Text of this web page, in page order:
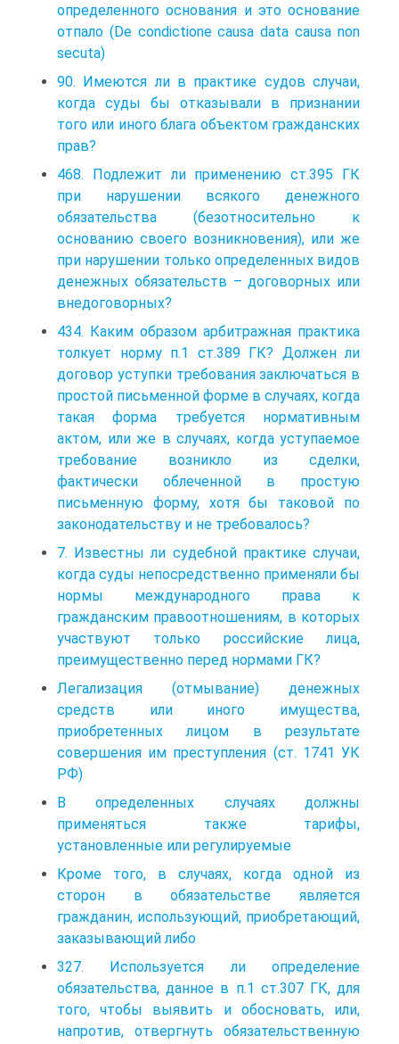
определенного основания и это основание
отпало (De condictione causa data causa non
secuta)
90. Имеются ли в практике судов случаи,
когда суды бы отказывали в признании
того или иного блага объектом гражданских
прав?
468. Подлежит ли применению ст.395 ГК
при нарушении всякого денежного
обязательства (безотносительно к
основанию своего возникновения), или же
при нарушении только определенных видов
денежных обязательств – договорных или
внедоговорных?
434. Каким образом арбитражная практика
толкует норму п.1 ст.389 ГК? Должен ли
договор уступки требования заключаться в
простой письменной форме в случаях, когда
такая форма требуется нормативным
актом, или же в случаях, когда уступаемое
требование возникло из сделки,
фактически облеченной в простую
письменную форму, хотя бы таковой по
законодательству и не требовалось?
7. Известны ли судебной практике случаи,
когда суды непосредственно применяли бы
нормы международного права к
гражданским правоотношениям, в которых
участвуют только российские лица,
преимущественно перед нормами ГК?
Легализация (отмывание) денежных
средств или иного имущества,
приобретенных лицом в результате
совершения им преступления (ст. 1741 УК
РФ)
В определенных случаях должны
применяться также тарифы,
установленные или регулируемые
Кроме того, в случаях, когда одной из
сторон в обязательстве является
гражданин, использующий, приобретающий,
заказывающий либо
327. Используется ли определение
обязательства, данное в п.1 ст.307 ГК, для
того, чтобы выявить и обосновать, или,
напротив, отвергнуть обязательственную